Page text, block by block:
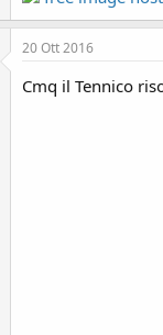
20 Ott 2016
Cmq il Tennico